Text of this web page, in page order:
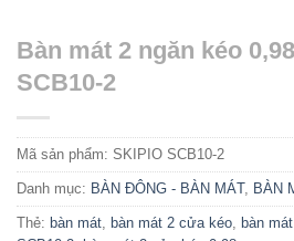
Bàn mát 2 ngăn kéo
SCB10-2
Mã sản phẩm: SKIPIO SCB10-2
Danh mục: BÀN ĐÔNG - BÀN MÁT, BÀN
Thẻ: bàn mát, bàn mát 2 cửa kéo, bàn